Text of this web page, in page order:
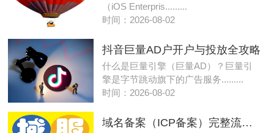
（iOS Enterpris.........
时间：2026-08-02
抖音巨量AD户开户与投放全攻略
什么是巨量引擎（巨量AD）？巨量引
擎是字节跳动旗下的广告服务.........
时间：2026-08-02
域名备案（ICP备案）完整流程指南